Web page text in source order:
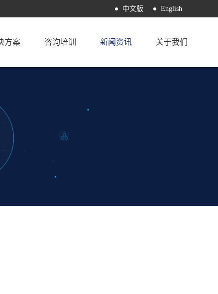
中文版 English
方案 咨询培训 新闻资讯 关于我们